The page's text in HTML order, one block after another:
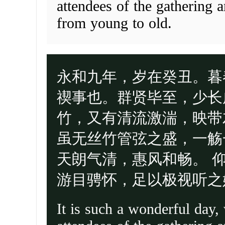
attendees of the gathering
from young to old.
永和九年，岁在癸丑。
禊事也。群贤毕至，少
竹，又有清流激湍，映
虽无丝竹管弦之盛，一
天朗气清，惠风和畅。
游目骋怀，足以极视听
It is such a wonderful